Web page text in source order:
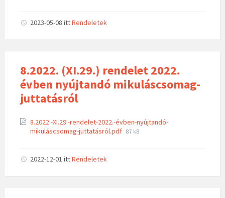
2023-05-08 ittRendeletek
8.2022. (XI.29.) rendelet 2022.
évben nyújtandó mikuláscsomag-
juttatásról
8.2022.-XI.29.-rendelet-2022.-évben-nyújtandó-
mikuláscsomag-juttatásról.pdf 87 kB
2022-12-01 ittRendeletek